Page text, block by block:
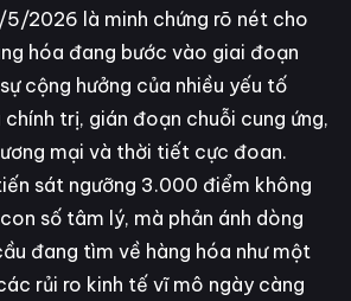
5/2026 là minh chứng rõ nét cho
hóa đang bước vào giai đoạn
cộng hưởng của nhiều yếu tố
trị, gián đoạn chuỗi cung ứng,
mại và thời tiết cực đoan.
sát ngưỡng 3.000 điểm không
số tâm lý, mà phản ánh dòng
đang tìm về hàng hóa như một
rủi ro kinh tế vĩ mô ngày càng